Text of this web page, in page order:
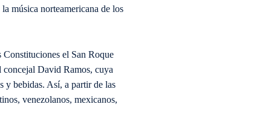
música norteamericana de los
Constituciones el San Roque
David Ramos, cuya
y bebidas. Así, a partir de las
venezolanos, mexicanos,